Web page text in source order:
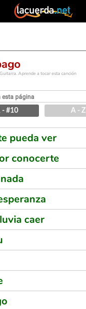
Aprende a tocar esta canción
- #10 A - Z
pueda ver
conocerte
caer